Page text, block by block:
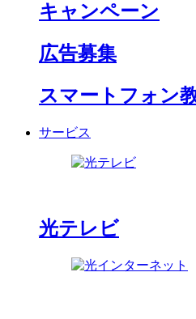
キャンペーン
広告募集
スマートフォン
サービス
光テレビ